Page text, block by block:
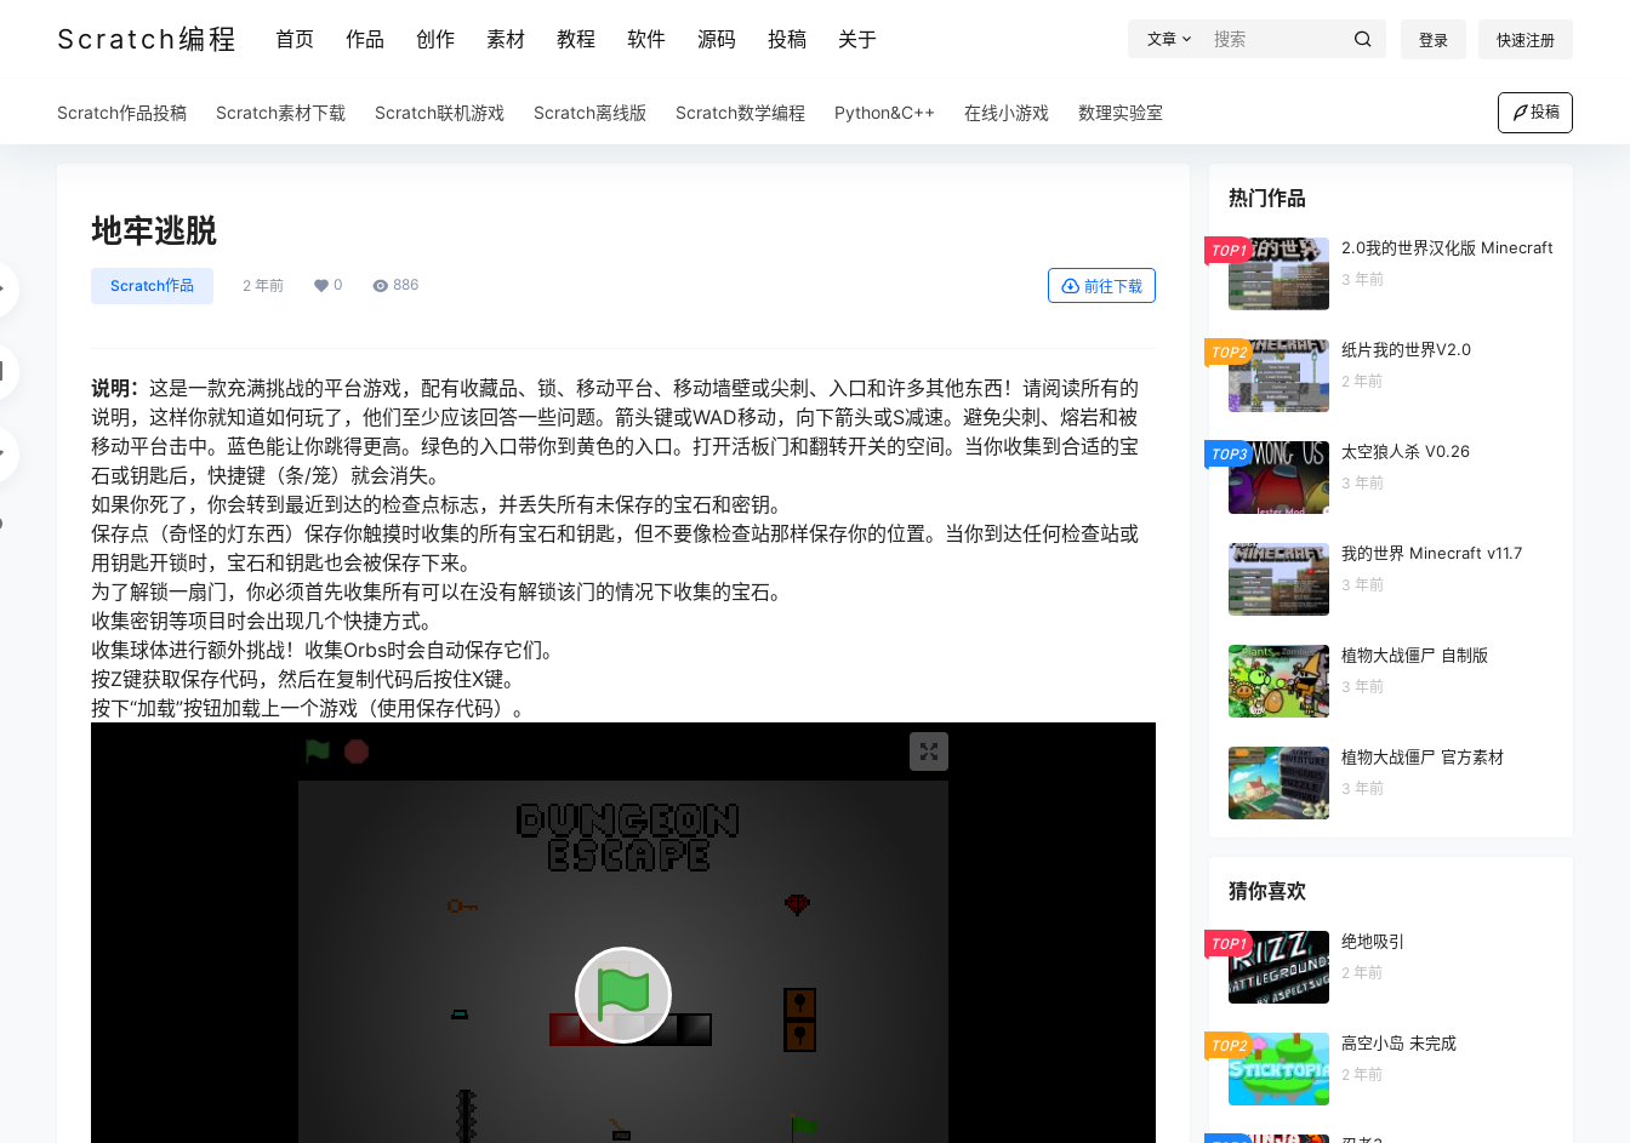
Scratch编程 首页 作品 创作 素材 教程 软件 源码 投稿 关于 文章 登录 快速注册
Scratch作品投稿 Scratch素材下载 Scratch联机游戏 Scratch离线版 Scratch数学编程 Python&C++ 在线小游戏 数理实验室 投稿
地牢逃脱
Scratch作品 2 年前 0 886 前往下载
说明： 这是一款充满挑战的平台游戏，配有收藏品、锁、移动平台、移动墙壁或尖刺、入口和许多其他东西！请阅读所有的
说明，这样你就知道如何玩了，他们至少应该回答一些问题。箭头键或WAD移动，向下箭头或S减速。避免尖刺、熔岩和被
移动平台击中。蓝色能让你跳得更高。绿色的入口带你到黄色的入口。打开活板门和翻转开关的空间。当你收集到合适的宝
石或钥匙后，快捷键（条/笼）就会消失。
如果你死了，你会转到最近到达的检查点标志，并丢失所有未保存的宝石和密钥。
保存点（奇怪的灯东西）保存你触摸时收集的所有宝石和钥匙，但不要像检查站那样保存你的位置。当你到达任何检查站或
用钥匙开锁时，宝石和钥匙也会被保存下来。
为了解锁一扇门，你必须首先收集所有可以在没有解锁该门的情况下收集的宝石。
收集密钥等项目时会出现几个快捷方式。
收集球体进行额外挑战！收集Orbs时会自动保存它们。
按Z键获取保存代码，然后在复制代码后按住X键。
按下“加载”按钮加载上一个游戏（使用保存代码）。
热门作品
TOP1 2.0我的世界汉化版 Minecraft
3 年前
TOP2 纸片我的世界V2.0
2 年前
TOP3 太空狼人杀 V0.26
3 年前
我的世界 Minecraft v11.7
3 年前
植物大战僵尸 自制版
3 年前
植物大战僵尸 官方素材
3 年前
猜你喜欢
TOP1 绝地吸引
2 年前
TOP2 高空小岛 未完成
2 年前